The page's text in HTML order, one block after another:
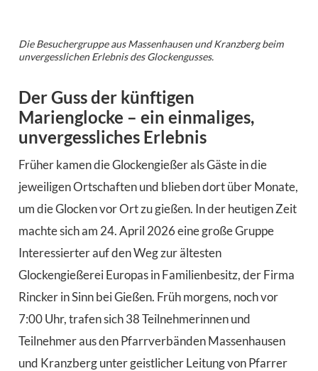
Die Besuchergruppe aus Massenhausen und Kranzberg beim
unvergesslichen Erlebnis des Glockengusses.
Der Guss der künftigen
Marienglocke – ein einmaliges,
unvergessliches Erlebnis
Früher kamen die Glockengießer als Gäste in die
jeweiligen Ortschaften und blieben dort über Monate,
um die Glocken vor Ort zu gießen. In der heutigen Zeit
machte sich am 24. April 2026 eine große Gruppe
Interessierter auf den Weg zur ältesten
Glockengießerei Europas in Familienbesitz, der Firma
Rincker in Sinn bei Gießen. Früh morgens, noch vor
7:00 Uhr, trafen sich 38 Teilnehmerinnen und
Teilnehmer aus den Pfarrverbänden Massenhausen
und Kranzberg unter geistlicher Leitung von Pfarrer